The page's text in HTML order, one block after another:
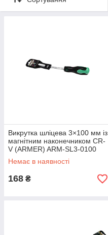
Викрутка шліцева 3×100 мм із
магнітним наконечником CR-
V (ARMER) ARM-SL3-0100
Немає в наявності
168 ₴